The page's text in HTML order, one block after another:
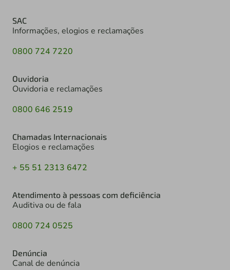
SAC
Informações, elogios e reclamações
0800 724 7220
Ouvidoria
Ouvidoria e reclamações
0800 646 2519
Chamadas Internacionais
Elogios e reclamações
+ 55 51 2313 6472
Atendimento à pessoas com deficiência
Auditiva ou de fala
0800 724 0525
Denúncia
Canal de denúncia